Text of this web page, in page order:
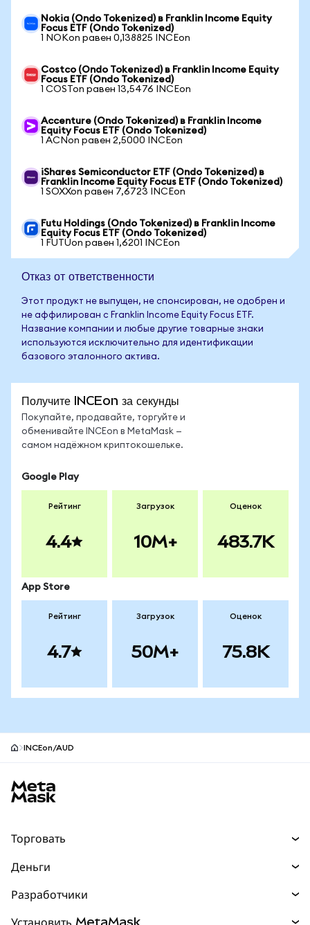
Nokia (Ondo Tokenized) в Franklin Income Equity
Focus ETF (Ondo Tokenized)
1 NOKon равен 0,138825 INCEon
Costco (Ondo Tokenized) в Franklin Income Equity
Focus ETF (Ondo Tokenized)
1 COSTon равен 13,5476 INCEon
Accenture (Ondo Tokenized) в Franklin Income
Equity Focus ETF (Ondo Tokenized)
1 ACNon равен 2,5000 INCEon
iShares Semiconductor ETF (Ondo Tokenized) в
Franklin Income Equity Focus ETF (Ondo Tokenized)
1 SOXXon равен 7,6723 INCEon
Futu Holdings (Ondo Tokenized) в Franklin Income
Equity Focus ETF (Ondo Tokenized)
1 FUTUon равен 1,6201 INCEon
Отказ от ответственности
Этот продукт не выпущен, не спонсирован, не одобрен и
не аффилирован с Franklin Income Equity Focus ETF.
Название компании и любые другие товарные знаки
используются исключительно для идентификации
базового эталонного актива.
Получите INCEon за секунды
Покупайте, продавайте, торгуйте и
обменивайте INCEon в MetaMask —
самом надёжном криптокошельке.
Google Play
Рейтинг
4.4
Загрузок
10M+
Оценок
483.7K
App Store
Рейтинг
4.7
Загрузок
50M+
Оценок
75.8K
INCEon/AUD
Торговать
Прогнозы
Деньги
Разработчики
Установить MetaMask